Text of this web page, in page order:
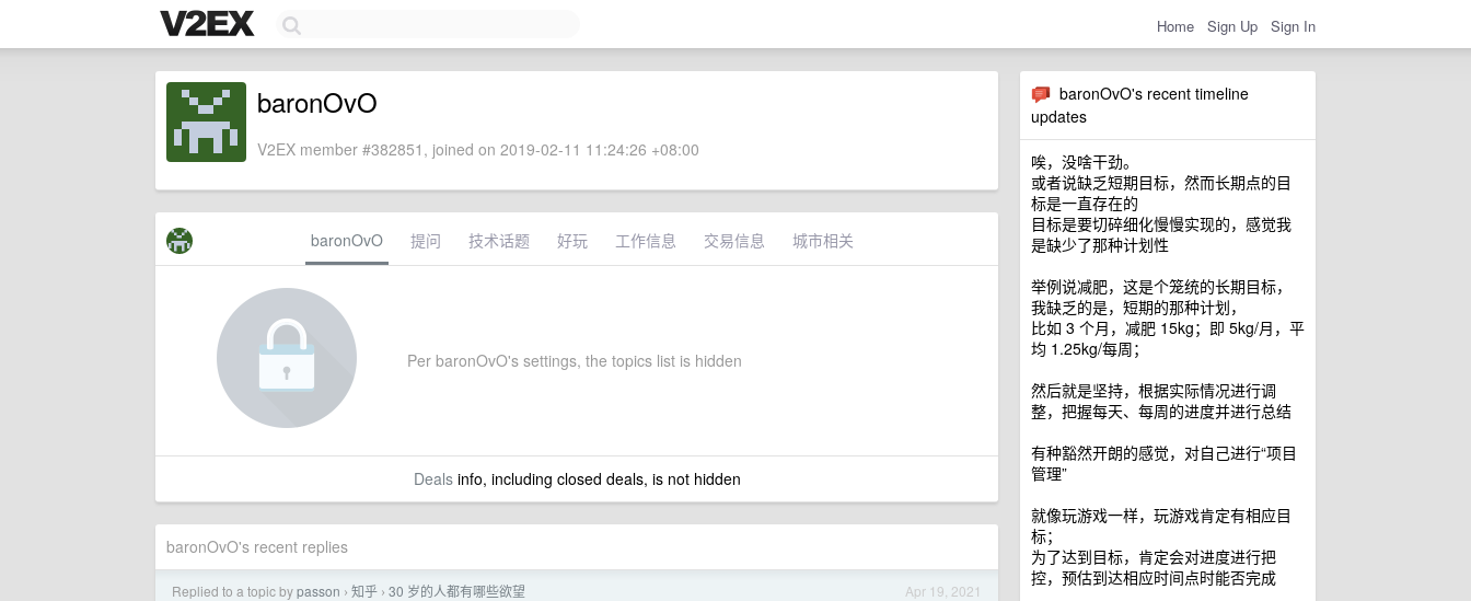
Home Sign Up Sign In
baronOvO's recent timeline
updates
唉，没啥干劲。
或者说缺乏短期目标，然而长期点的目
标是一直存在的
目标是要切碎细化慢慢实现的，感觉我
是缺少了那种计划性
举例说减肥，这是个笼统的长期目标，
我缺乏的是，短期的那种计划，
比如 3 个月，减肥 15kg；即 5kg/月，平
均 1.25kg/每周；
然后就是坚持，根据实际情况进行调
整，把握每天、每周的进度并进行总结
有种豁然开朗的感觉，对自己进行“项目
管理”
就像玩游戏一样，玩游戏肯定有相应目
标；
为了达到目标，肯定会对进度进行把
控，预估到达相应时间点时能否完成
baronOvO
V2EX member #382851, joined on 2019-02-11 11:24:26 +08:00
baronOvO 提问 技术话题 好玩 工作信息 交易信息 城市相关
Per baronOvO's settings, the topics list is hidden
Dealsinfo, including closed deals, is not hidden
baronOvO's recent replies
Apr 19, 2021
Replied to a topic bypasson › 知乎 › 30 岁的人都有哪些欲望